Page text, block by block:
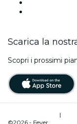
Scarica la
Scopri i prossimi
|
©2026 - Fever